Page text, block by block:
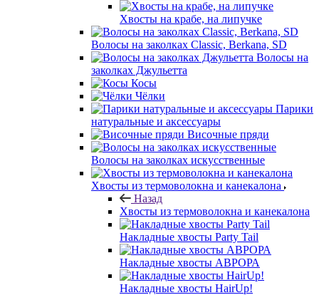
Хвосты на крабе, на липучке
Волосы на заколках Classic, Berkana, SD
Волосы на
заколках Джульетта
Косы
Чёлки
Парики
натуральные и аксессуары
Височные пряди
Волосы на заколках искусственные
Хвосты из термоволокна и канекалона
Назад
Хвосты из термоволокна и канекалона
Накладные хвосты Party Tail
Накладные хвосты АВРОРА
Накладные хвосты HairUp!